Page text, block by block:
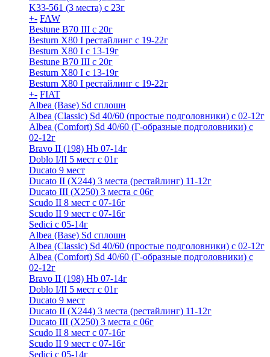
K33-561 (3 места) с 23г
+- FAW
Bestune B70 III с 20г
Besturn X80 I рестайлинг с 19-22г
Besturn X80 I с 13-19г
Bestune B70 III с 20г
Besturn X80 I с 13-19г
Besturn X80 I рестайлинг с 19-22г
+- FIAT
Albea (Base) Sd сплошн
Albea (Classic) Sd 40/60 (простые подголовники) с 02-12г
Albea (Comfort) Sd 40/60 (Г-образные подголовники) с
02-12г
Bravo II (198) Hb 07-14г
Doblo I/II 5 мест с 01г
Ducato 9 мест
Ducato II (Х244) 3 места (рестайлинг) 11-12г
Ducato III (Х250) 3 места с 06г
Scudo II 8 мест с 07-16г
Scudo II 9 мест с 07-16г
Sedici c 05-14г
Albea (Base) Sd сплошн
Albea (Classic) Sd 40/60 (простые подголовники) с 02-12г
Albea (Comfort) Sd 40/60 (Г-образные подголовники) с
02-12г
Bravo II (198) Hb 07-14г
Doblo I/II 5 мест с 01г
Ducato 9 мест
Ducato II (Х244) 3 места (рестайлинг) 11-12г
Ducato III (Х250) 3 места с 06г
Scudo II 8 мест с 07-16г
Scudo II 9 мест с 07-16г
Sedici c 05-14г